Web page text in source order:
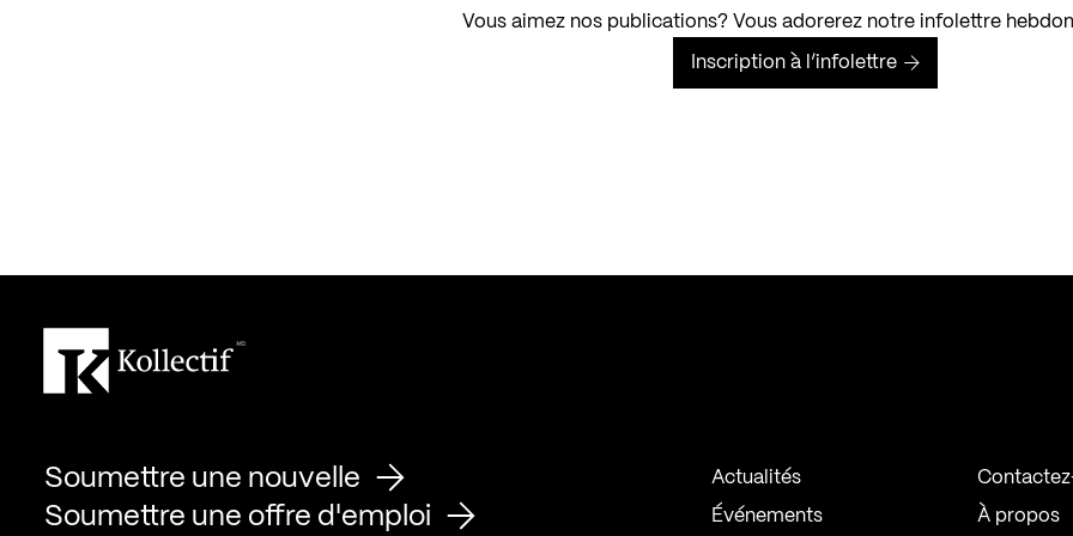
Vous aimez nos publications? Vous adorerez notre infolettre
Inscription à l’infolettre
Soumettre une nouvelle
Soumettre une offre d'emploi
Actualités
Événements À propos